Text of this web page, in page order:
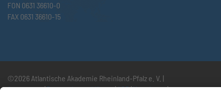
FON 0631 36610-0
FAX 0631 36610-15
©2026 Atlantische Akademie Rheinland-Pfalz e. V. |
Impressum|Datenschutzerklärung|AGB|Newsletter|